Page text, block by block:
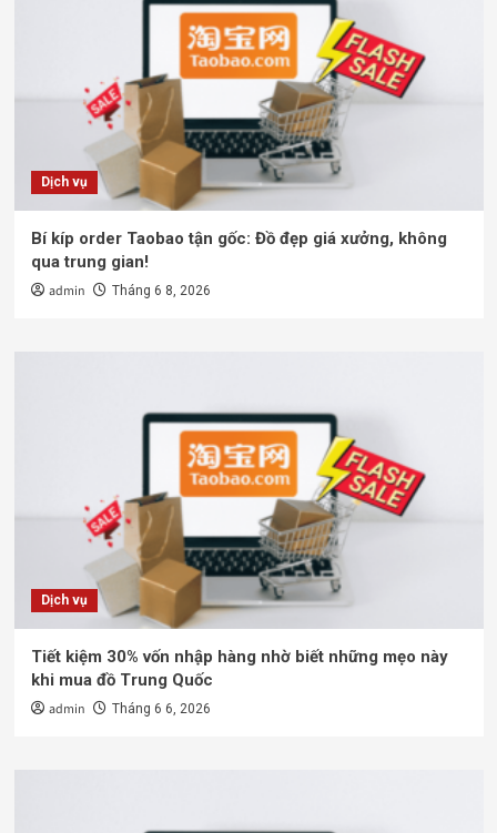
Dịch vụ
Bí kíp order Taobao tận gốc: Đồ đẹp giá xưởng, không
qua trung gian!
admin Tháng 6 8, 2026
Dịch vụ
Tiết kiệm 30% vốn nhập hàng nhờ biết những mẹo này
khi mua đồ Trung Quốc
admin Tháng 6 6, 2026